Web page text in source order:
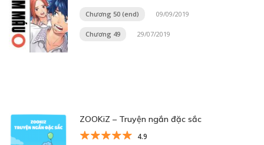
Chương 50 (end) 09/09/2019
Chương 49 29/07/2019
ZOOKiZ – Truyện ngắn đặc sắc
4.9